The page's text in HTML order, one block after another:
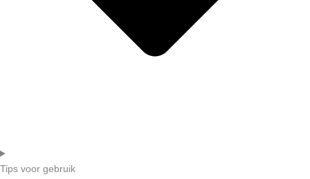
Tips voor gebruik